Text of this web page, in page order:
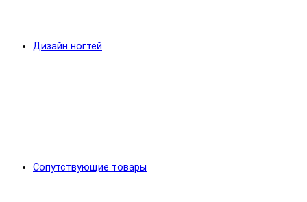
Дизайн ногтей
Сопутствующие товары